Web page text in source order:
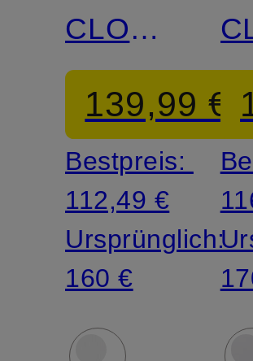
CLOUD
6
139,99 €
Bestpreis:
112,49 €
Ursprünglich:
160 €
6